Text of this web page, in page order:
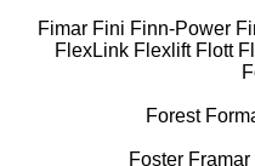
Fimar Fini Finn-Power
FlexLink Flexlift Flott
Forest
Foster Framar